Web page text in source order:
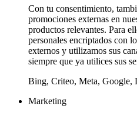
Con tu consentimiento,
promociones externas en
productos relevantes. Para
personales encriptados con
externos y utilizamos sus
siempre que ya utilices sus
Bing, Criteo, Meta, Google,
Marketing